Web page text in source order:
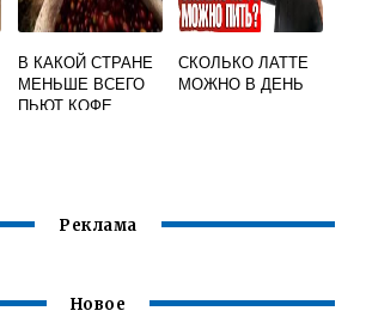
В КАКОЙ СТРАНЕ
МЕНЬШЕ ВСЕГО
ПЬЮТ КОФЕ
СКОЛЬКО ЛАТТЕ
МОЖНО В ДЕНЬ
Реклама
Новое